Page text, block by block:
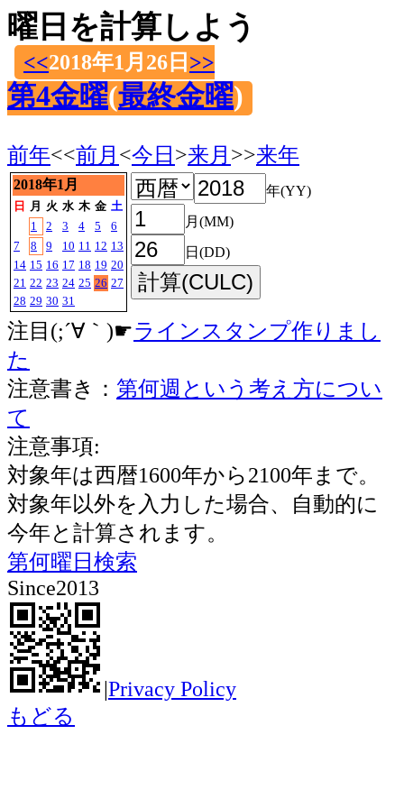
曜日を計算しよう
<<2018年1月26日 >>
第4金曜(最終金曜)
前年<<前月 <今日 >来月 >>来年
2018年1月
日 月 火 水 木 金 土
1
2 3 4 5
6
7
8 9 10 11 12 13
14 15 16 17 18 19 20
21 22 23 24 25 26 27
28 29 30 31
年(YY)
月(MM)
日(DD)
注目(;´∀｀)☛ラインスタンプ作りまし
た
注意書き： 第何週という考え方につい
て
注意事項:
対象年は西暦1600年から2100年まで。
対象年以外を入力した場合、自動的に
今年と計算されます。
第何曜日検索
Since2013
|Privacy Policy
もどる